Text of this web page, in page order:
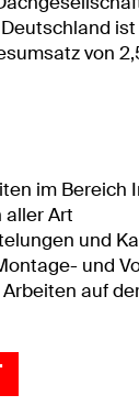
von
im
aller Art
und
und
auf